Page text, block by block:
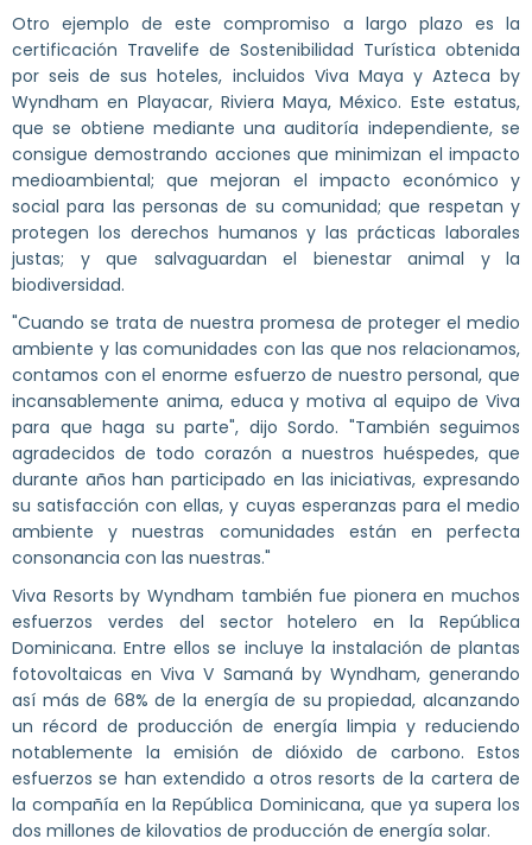
Otro ejemplo de este compromiso a largo plazo es la
certificación Travelife de Sostenibilidad Turística obtenida
por seis de sus hoteles, incluidos Viva Maya y Azteca by
Wyndham en Playacar, Riviera Maya, México. Este estatus,
que se obtiene mediante una auditoría independiente, se
consigue demostrando acciones que minimizan el impacto
medioambiental; que mejoran el impacto económico y
social para las personas de su comunidad; que respetan y
protegen los derechos humanos y las prácticas laborales
justas; y que salvaguardan el bienestar animal y la
biodiversidad.
"Cuando se trata de nuestra promesa de proteger el medio
ambiente y las comunidades con las que nos relacionamos,
contamos con el enorme esfuerzo de nuestro personal, que
incansablemente anima, educa y motiva al equipo de Viva
para que haga su parte", dijo Sordo. "También seguimos
agradecidos de todo corazón a nuestros huéspedes, que
durante años han participado en las iniciativas, expresando
su satisfacción con ellas, y cuyas esperanzas para el medio
ambiente y nuestras comunidades están en perfecta
consonancia con las nuestras."
Viva Resorts by Wyndham también fue pionera en muchos
esfuerzos verdes del sector hotelero en la República
Dominicana. Entre ellos se incluye la instalación de plantas
fotovoltaicas en Viva V Samaná by Wyndham, generando
así más de 68% de la energía de su propiedad, alcanzando
un récord de producción de energía limpia y reduciendo
notablemente la emisión de dióxido de carbono. Estos
esfuerzos se han extendido a otros resorts de la cartera de
la compañía en la República Dominicana, que ya supera los
dos millones de kilovatios de producción de energía solar.